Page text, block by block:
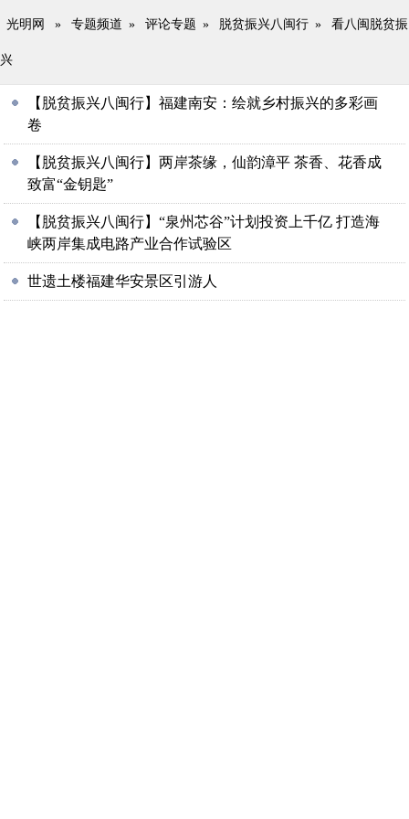
光明网 » 专题频道 » 评论专题 » 脱贫振兴八闽行 » 看八闽脱贫振
兴
【脱贫振兴八闽行】福建南安：绘就乡村振兴的多彩画
卷
【脱贫振兴八闽行】两岸茶缘，仙韵漳平 茶香、花香成
致富“金钥匙”
【脱贫振兴八闽行】“泉州芯谷”计划投资上千亿 打造海
峡两岸集成电路产业合作试验区
世遗土楼福建华安景区引游人